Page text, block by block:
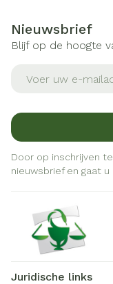
Nieuwsbrief
Blijf op de hoogte
Door op inschrijven
nieuwsbrief en gaat
Juridische links